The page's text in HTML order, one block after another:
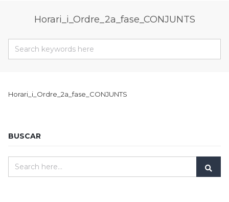
Horari_i_Ordre_2a_fase_CONJUNTS
Horari_i_Ordre_2a_fase_CONJUNTS
BUSCAR